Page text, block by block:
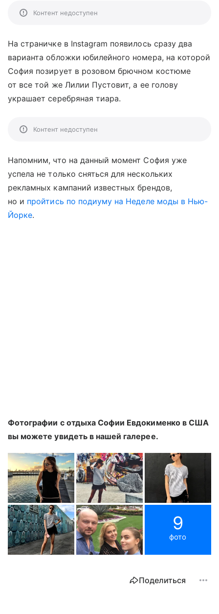
Контент недоступен
На страничке в Instagram появилось сразу два
варианта обложки юбилейного номера, на которой
София позирует в розовом брючном костюме
от все той же Лилии Пустовит, а ее голову
украшает серебряная тиара.
Контент недоступен
Напомним, что на данный момент София уже
успела не только сняться для нескольких
рекламных кампаний известных брендов,
но и пройтись по подиуму на Неделе моды в Нью-
Йорке.
Фотографии с отдыха Софии Евдокименко в США
вы можете увидеть в нашей галерее.
9
фото
Поделиться